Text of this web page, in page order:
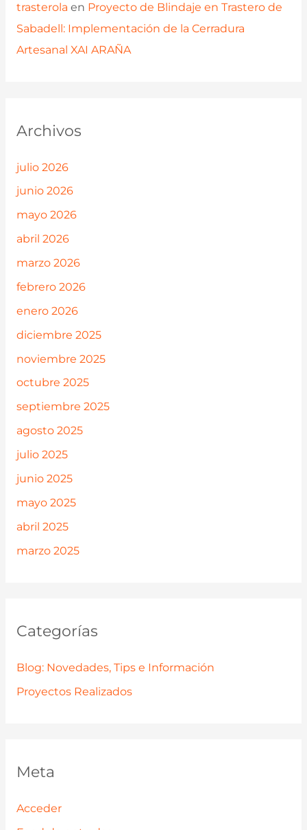
trasterola en Proyecto de Blindaje en Trastero de
Sabadell: Implementación de la Cerradura
Artesanal XAI ARAÑA
Archivos
julio 2026
junio 2026
mayo 2026
abril 2026
marzo 2026
febrero 2026
enero 2026
diciembre 2025
noviembre 2025
octubre 2025
septiembre 2025
agosto 2025
julio 2025
junio 2025
mayo 2025
abril 2025
marzo 2025
Categorías
Blog: Novedades, Tips e Información
Proyectos Realizados
Meta
Acceder